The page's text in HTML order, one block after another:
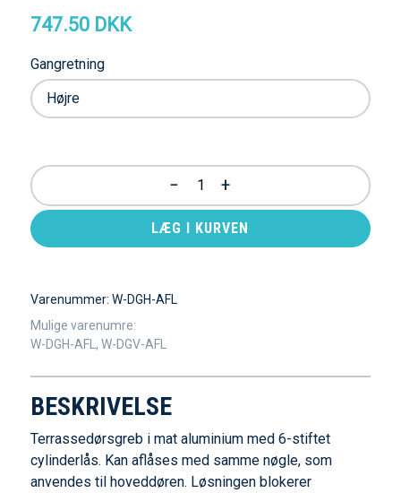
747.50 DKK
Gangretning
− +
LÆG I KURVEN
Varenummer: W-DGH-AFL
Mulige varenumre:
W-DGH-AFL, W-DGV-AFL
BESKRIVELSE
Terrassedørsgreb i mat aluminium med 6-stiftet
cylinderlås. Kan aflåses med samme nøgle, som
anvendes til hoveddøren. Løsningen blokerer